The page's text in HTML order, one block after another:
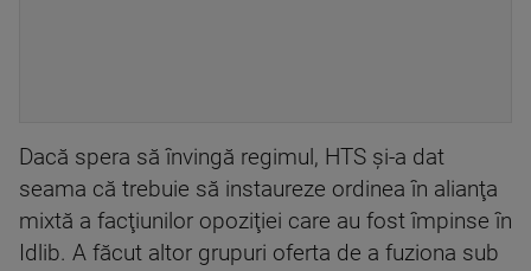
Dacă spera să învingă regimul, HTS şi-a dat
seama că trebuie să instaureze ordinea în alianţa
mixtă a facţiunilor opoziţiei care au fost împinse în
Idlib. A făcut altor grupuri oferta de a fuziona sub